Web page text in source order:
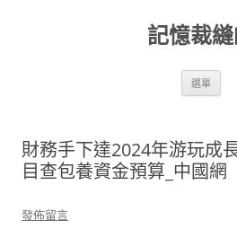
記憶裁
選單
財務手下達2024年游玩成
目查包養資金預算_中國網
發佈留言